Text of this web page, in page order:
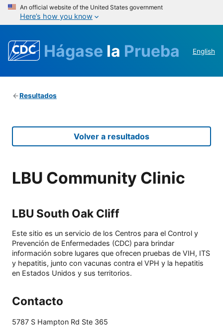
An official website of the United States government
Here’s how you know
Hágase la Prueba English
Resultados
Volver a resultados
LBU Community Clinic
LBU South Oak Cliff
Este sitio es un servicio de los Centros para el Control y
Prevención de Enfermedades (CDC) para brindar
información sobre lugares que ofrecen pruebas de VIH, ITS
y hepatitis, junto con vacunas contra el VPH y la hepatitis
en Estados Unidos y sus territorios.
Contacto
5787 S Hampton Rd Ste 365